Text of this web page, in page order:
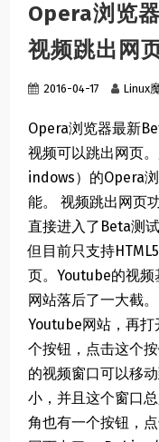
Opera浏览
视频跳出网
2016-04-17 Linux
Opera浏览器最新
视频可以跳出网页
indows）的Opera
能。 视频跳出网页
直接进入了Beta测
但目前只支持
页。Youtube的视频
网站落后了一大截
Youtube网站，再
个按钮，点击这个
的视频窗口可以移
小，并且这个窗口
角也有一个按钮，